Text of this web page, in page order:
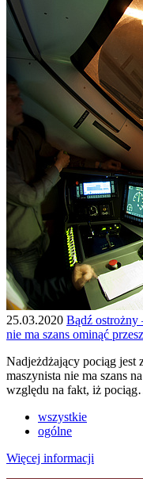
25.03.2020 Bądź ostrożny
nie ma szans ominąć
Nadjeżdżający pociąg jest
maszynista nie ma szans
względu na fakt, iż
wszystkie
ogólne
Więcej informacji